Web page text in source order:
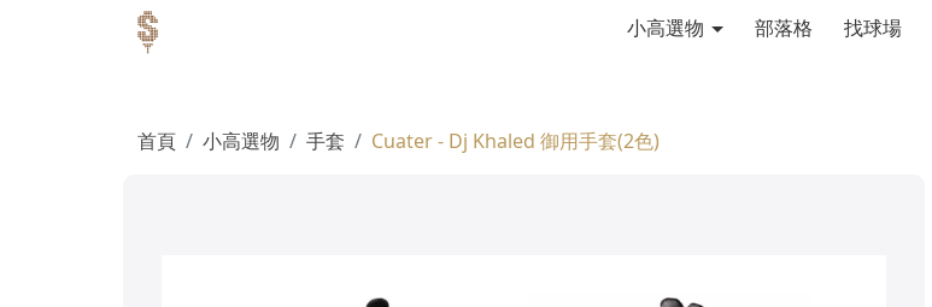
小高選物 部落格 找球場
首頁 小高選物 手套 Cuater - Dj Khaled 御用手套(2色)